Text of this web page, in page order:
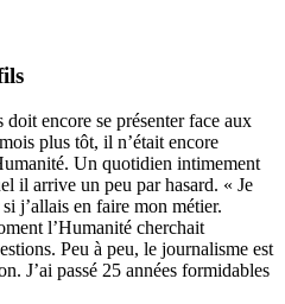
encore se présenter face aux
plus tôt, il n’était encore
Un quotidien intimement
il arrive un peu par hasard. « Je
j’allais en faire mon métier.
l’Humanité cherchait
Peu à peu, le journalisme est
J’ai passé 25 années formidables